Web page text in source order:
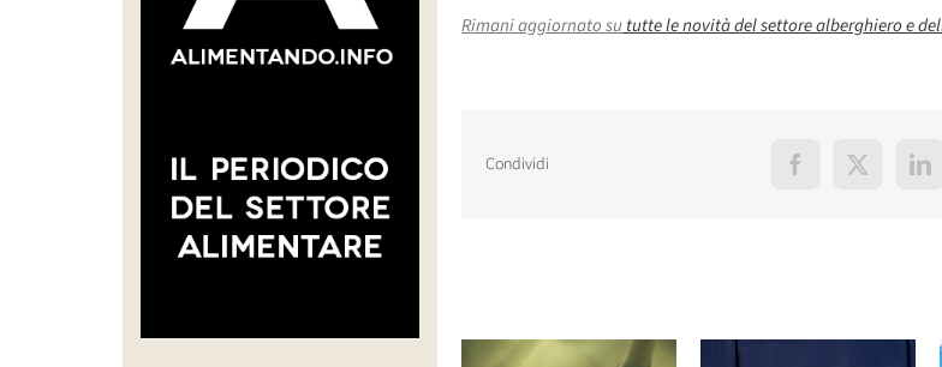
Rimani aggiornato sututte le novità del settore alberghiero e
Condividi Facebook
X